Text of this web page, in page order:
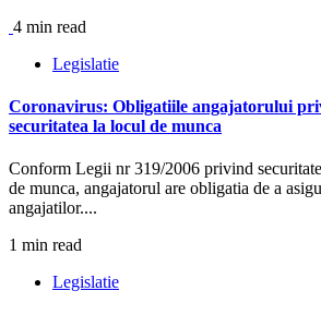
4 min read
Legislatie
Coronavirus: Obligatiile angajatorului
securitatea la locul de munca
Conform Legii nr 319/2006 privind
de munca, angajatorul are obligatia de a
angajatilor....
1 min read
Legislatie